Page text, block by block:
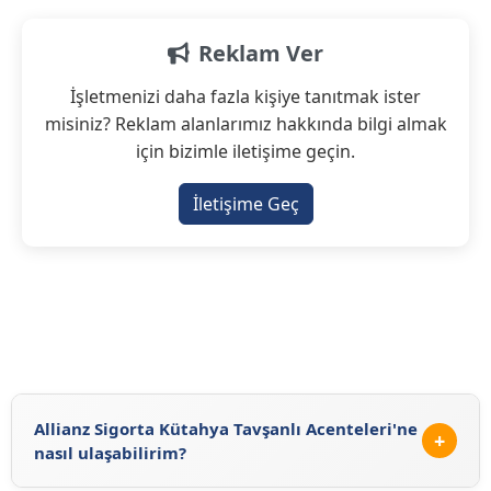
Reklam Ver
İşletmenizi daha fazla kişiye tanıtmak ister
misiniz? Reklam alanlarımız hakkında bilgi almak
için bizimle iletişime geçin.
İletişime Geç
Allianz Sigorta Kütahya Tavşanlı Acenteleri'ne
nasıl ulaşabilirim?
+